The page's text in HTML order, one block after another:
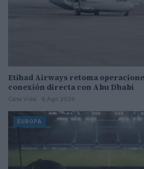
Etihad Airways retoma
conexión directa con Abu Dhabi
Carla Vidal · 8 Ago 2026
EUROPA